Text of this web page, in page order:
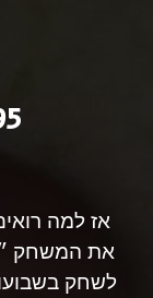
295:
אז למה
את המשחק
לשחק